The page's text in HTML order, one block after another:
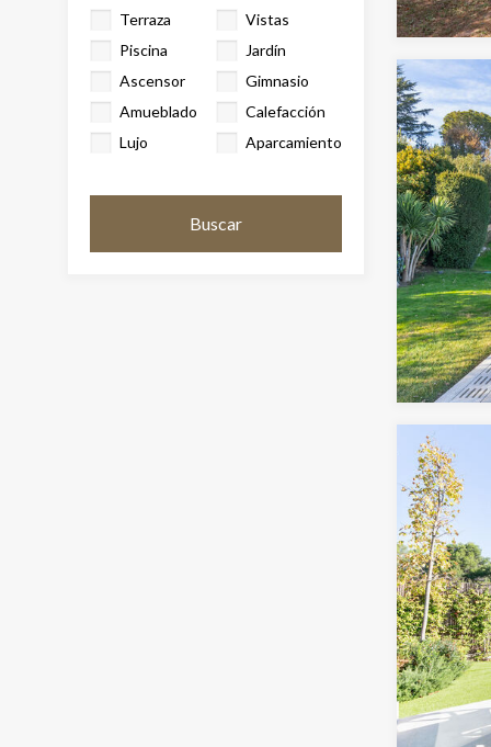
Terraza
Vistas
Piscina
Jardín
Ascensor
Gimnasio
Amueblado
Calefacción
Lujo
Aparcamiento
Buscar